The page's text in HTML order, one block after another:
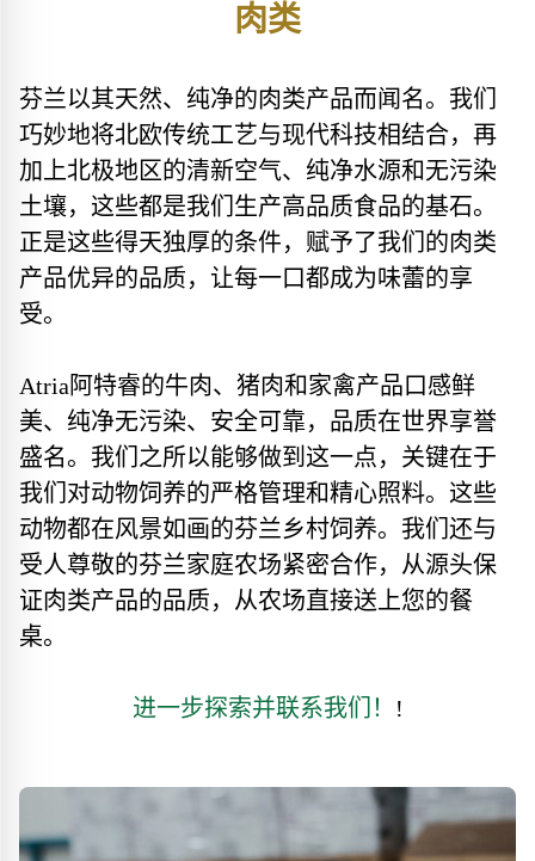
肉类
芬兰以其天然、纯净的肉类产品而闻名。我们
巧妙地将北欧传统工艺与现代科技相结合，再
加上北极地区的清新空气、纯净水源和无污染
土壤，这些都是我们生产高品质食品的基石。
正是这些得天独厚的条件，赋予了我们的肉类
产品优异的品质，让每一口都成为味蕾的享
受。
Atria阿特睿的牛肉、猪肉和家禽产品口感鲜
美、纯净无污染、安全可靠，品质在世界享誉
盛名。我们之所以能够做到这一点，关键在于
我们对动物饲养的严格管理和精心照料。这些
动物都在风景如画的芬兰乡村饲养。我们还与
受人尊敬的芬兰家庭农场紧密合作，从源头保
证肉类产品的品质，从农场直接送上您的餐
桌。
进一步探索并联系我们！ !